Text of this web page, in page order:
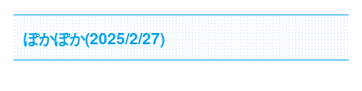
ぽかぽか(2025/2/27)